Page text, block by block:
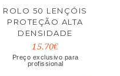
ROLO 50 LENÇÓIS
PROTEÇÃO ALTA
DENSIDADE
180X200CM
EUROSTIL
15.70€
Preço exclusivo para
profissional